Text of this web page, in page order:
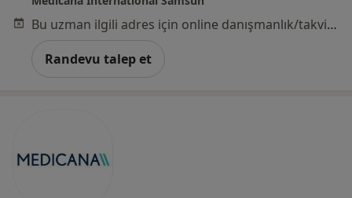
Bu uzman ilgili adres için online danışmanlık/takvim sunmuyor.
Randevu talep et